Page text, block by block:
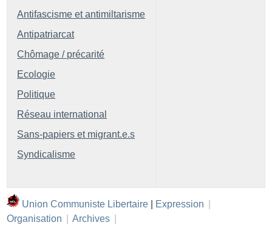
Antifascisme et antimiltarisme
Antipatriarcat
Chômage / précarité
Ecologie
Politique
Réseau international
Sans-papiers et migrant.e.s
Syndicalisme
Union Communiste Libertaire Expression
Organisation
Archives